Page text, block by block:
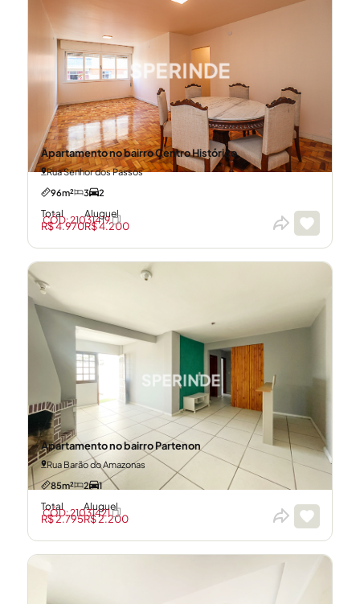
Apartamento no bairro Centro Histórico
Rua Senhor dos Passos
96m²
3 2
Total
R$ 4.970
Aluguel
R$ 4.200
CÓD: 21031419
Apartamento no bairro Partenon
Rua Barão do Amazonas
85m²
2 1
Total
R$ 2.795
Aluguel
R$ 2.200
CÓD: 21031421